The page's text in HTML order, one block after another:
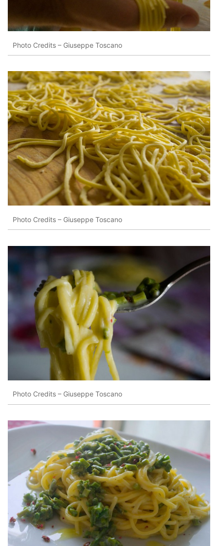
Photo Credits – Giuseppe Toscano
Photo Credits – Giuseppe Toscano
Photo Credits – Giuseppe Toscano